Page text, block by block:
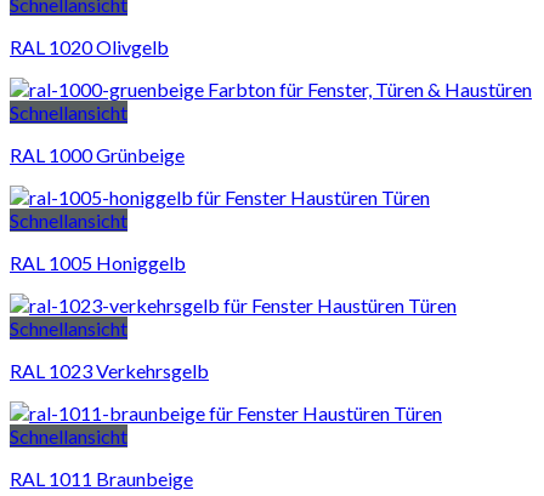
RAL 1020 Olivgelb
Schnellansicht
RAL 1000 Grünbeige
Schnellansicht
RAL 1005 Honiggelb
Schnellansicht
RAL 1023 Verkehrsgelb
Schnellansicht
RAL 1011 Braunbeige